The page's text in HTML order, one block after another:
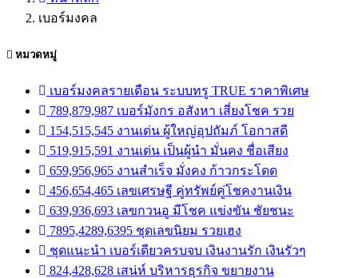
เบอร์มงคล
หมวดหมู่
เบอร์มงคลรายเดือน ระบบทรู TRUE ราคาพิเศษ
789,879,987 เบอร์มังกร อสังหา เสี่ยงโชค รวย
154,515,545 งานเด่น ผู้ใหญ่อุปถัมภ์ โอกาสดี
519,915,591 งานเด่น เป็นผู้นำ มั่นคง ชื่อเสียง
659,956,965 งานสำเร็จ มั่งคง ก้าวกระโดด
456,654,465 เลขเศรษฐี คู่ทรัพย์คู่โชคงานเงิน
639,936,693 เลขกวนอู มีโชค แข่งขัน ชัยชนะ
7895,4289,6395 ชุดเลขนิยม รวยเฮง
ชุดแนะนำ เบอร์เดียวครบจบ เงินงานรัก เงินรัวๆ
824,428,628 เสน่ห์ บริหารธุรกิจ ขยายงาน